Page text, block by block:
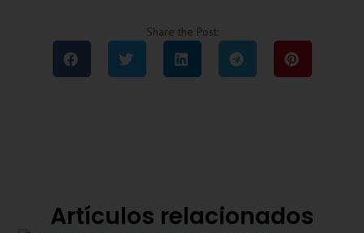
Share the Post:
Artículos relacionados